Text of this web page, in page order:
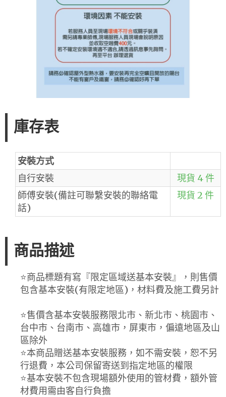
庫存表
安裝方式
自行安裝
現貨 4 件
師傅安裝(備註可聯繫安裝的聯絡電
話)
現貨 2 件
商品描述
⭐️商品標題有寫『限定區域送基本安裝』，則售價
包含基本安裝(有限定地區)，材料費及施工費另計
⭐️售價含基本安裝服務限北市、新北市、桃園市、
台中市、台南市、高雄市，屏東市，偏遠地區及山
區除外
⭐️本商品贈送基本安裝服務，如不需安裝，恕不另
行退費，本公司保留寄送到指定地區的權限
⭐️基本安裝不包含現場額外使用的管材費，額外管
材費用需由客自行負擔